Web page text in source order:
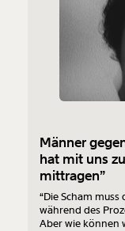
Männer
hat mit uns
mittragen”
“Die Scham muss
während des
Aber wie können